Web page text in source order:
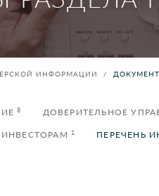
ИНФОРМАЦИИ
8 ДОВЕРИТЕЛЬНОЕ
1 ПЕРЕЧЕНЬ